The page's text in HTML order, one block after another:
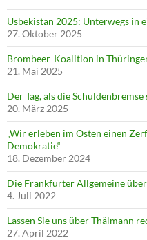
Usbekistan 2025: Unterwegs in
27. Oktober 2025
Brombeer-Koalition in
21. Mai 2025
Der Tag, als die Schuldenbremse
20. März 2025
„Wir erleben im Osten einen
Demokratie“
18. Dezember 2024
Die Frankfurter Allgemeine
4. Juli 2022
Lassen Sie uns über Thälmann
27. April 2022